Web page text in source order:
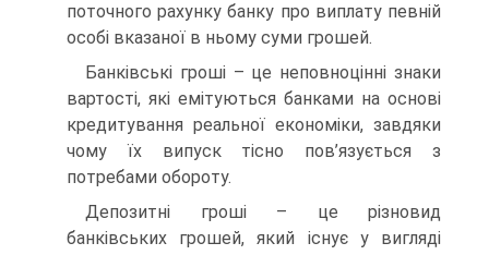
поточного рахунку банку про виплату певній
особі вказаної в ньому суми грошей.
Банківські гроші – це неповноцінні знаки
вартості, які емітуються банками на основі
кредитування реальної економіки, завдяки
чому їх випуск тісно пов’язується з
потребами обороту.
Депозитні гроші – це різновид
банківських грошей, який існує у вигляді